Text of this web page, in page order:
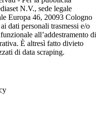
N.V., sede legale
Europa 46, 20093 Cologno
dati personali trasmessi e/o
all’addestramento di
È altresì fatto divieto
di data scraping.